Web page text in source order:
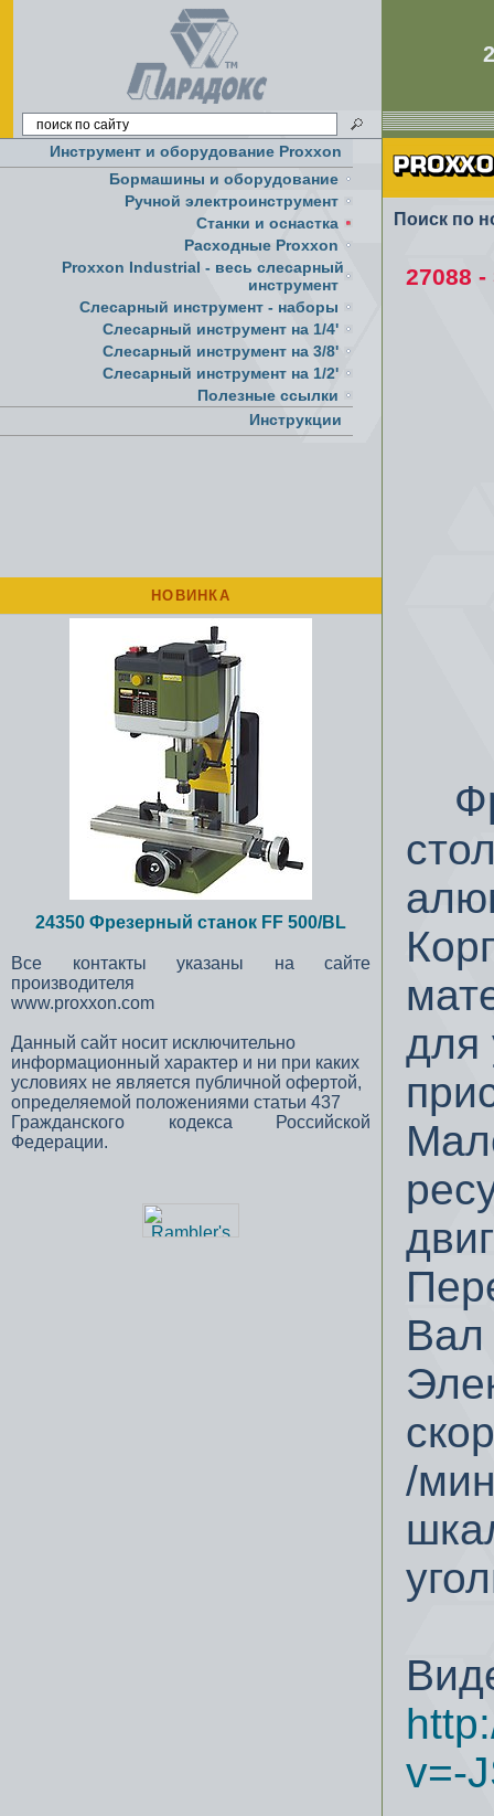
Инструмент и оборудование Proxxon
Бормашины и оборудование
Ручной электроинструмент
Cтанки и оснастка
Расходные Proxxon
Proxxon Industrial - весь слесарный
инструмент
Слесарный инструмент - наборы
Слесарный инструмент на 1/4'
Слесарный инструмент на 3/8'
Слесарный инструмент на 1/2'
Полезные ссылки
Инструкции
НОВИНКА
24350 Фрезерный станок FF 500/BL
Все контакты указаны на сайте
производителя
www.proxxon.com
Данный сайт носит исключительно
информационный характер и ни при каких
условиях не является публичной офертой,
определяемой положениями статьи 437
Гражданского кодекса Российской
Федерации.
Поиск по
27088 -
для
Вал
/
v=-